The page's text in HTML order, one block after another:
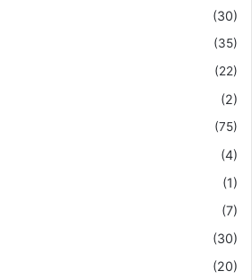
(30)
(35)
(22)
(2)
(75)
(4)
(1)
(7)
(30)
(20)